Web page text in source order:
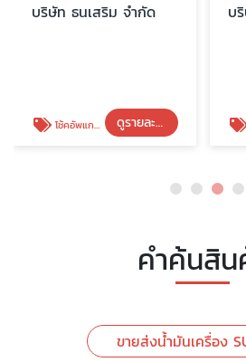
บริษัท ธนเสริม จำกัด
โช้คอัพแกส SHOWA ดูรายละเอียด
บ
คำค้นสิน
ขายส่งน้ำมันเครื่อง